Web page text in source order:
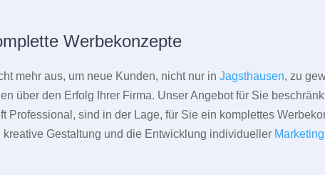
Werbekonzepte
mehr aus, um neue Kunden, nicht nur inJagsthausen, zu
über den Erfolg Ihrer Firma. Unser Angebot für Sie
Professional, sind in der Lage, für Sie ein komplettes
Gestaltung und die Entwicklung individueller Marketing